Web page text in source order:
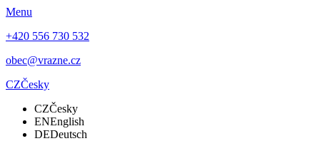
Menu
+420 556 730 532
obec@vrazne.cz
CZČesky
CZČesky
ENEnglish
DEDeutsch